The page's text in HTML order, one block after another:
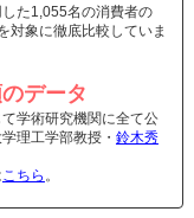
た1,055名の消費者の
対象に徹底比較していま
データ
学術研究機関に全て公
理工学部教授・ 鈴木秀
こちら 。